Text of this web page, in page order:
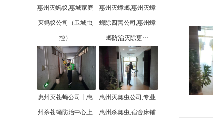
惠州灭蚂蚁,惠城家庭
灭蚂蚁公司（卫城虫
控）
惠州灭蟑螂,惠州灭蟑
螂除四害公司,惠州蟑
螂防治灭除更···
惠州灭苍蝇公司丨惠
州杀苍蝇防治中心上
惠州灭臭虫公司,专业
惠州杀臭虫,宿舍床铺